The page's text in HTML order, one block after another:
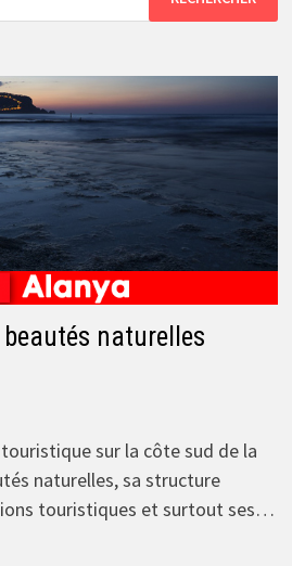
naturelles
sur la côte sud de la
naturelles, sa structure
touristiques et surtout ses…